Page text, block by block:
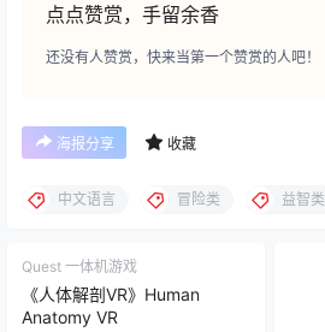
点点赞赏，手留余香
还没有人赞赏，快来当第一个赞赏的人吧！
海报分享 收藏
中文语言 冒险类 益智类
Quest 一体机游戏
《人体解剖VR》Human
Anatomy VR